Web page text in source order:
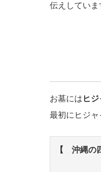
伝えしていま
お墓には ヒジ
最初にヒジャ
【 沖縄の